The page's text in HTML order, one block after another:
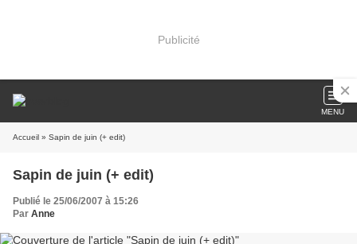
Publicité
MENU
Accueil » Sapin de juin (+ edit)
Sapin de juin (+ edit)
Publié le 25/06/2007 à 15:26
Par Anne